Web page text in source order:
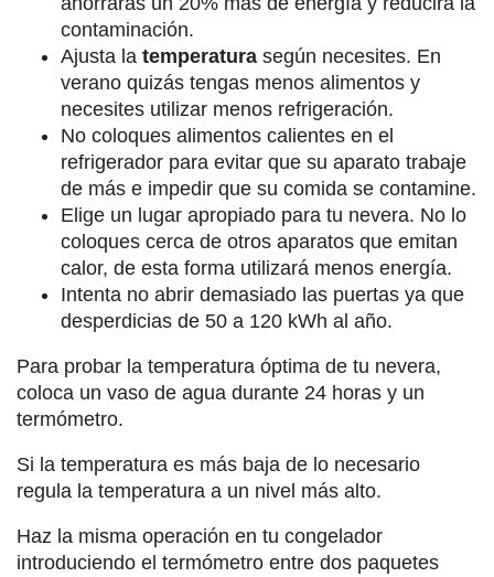
contaminación.
Ajusta la temperatura según necesites. En
verano quizás tengas menos alimentos y
necesites utilizar menos refrigeración.
No coloques alimentos calientes en el
refrigerador para evitar que su aparato trabaje
de más e impedir que su comida se contamine.
Elige un lugar apropiado para tu nevera. No lo
coloques cerca de otros aparatos que emitan
calor, de esta forma utilizará menos energía.
Intenta no abrir demasiado las puertas ya que
desperdicias de 50 a 120 kWh al año.
Para probar la temperatura óptima de tu nevera,
coloca un vaso de agua durante 24 horas y un
termómetro.
Si la temperatura es más baja de lo necesario
regula la temperatura a un nivel más alto.
Haz la misma operación en tu congelador
introduciendo el termómetro entre dos paquetes